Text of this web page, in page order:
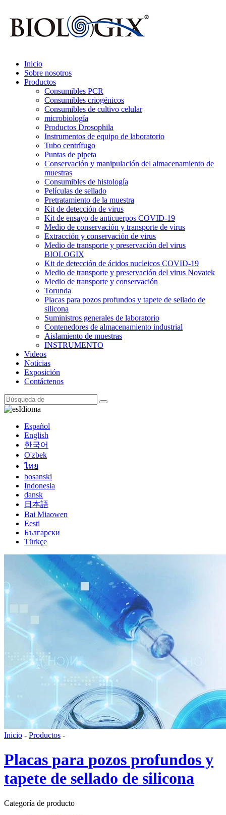
Inicio
Sobre nosotros
Productos
Consumibles PCR
Consumibles criogénicos
Consumibles de cultivo celular
microbiología
Productos Drosophila
Instrumentos de equipo de laboratorio
Tubo centrífugo
Puntas de pipeta
Conservación y manipulación del almacenamiento de
muestras
Consumibles de histología
Películas de sellado
Pretratamiento de la muestra
Kit de detección de virus
Kit de ensayo de anticuerpos COVID-19
Medio de conservación y transporte de virus
Extracción y conservación de virus
Medio de transporte y preservación del virus
BIOLOGIX
Kit de detección de ácidos nucleicos COVID-19
Medio de transporte y preservación del virus Novatek
Medio de transporte y conservación
Torunda
Placas para pozos profundos y tapete de sellado de
silicona
Suministros generales de laboratorio
Contenedores de almacenamiento industrial
Aislamiento de muestras
INSTRUMENTO
Videos
Noticias
Exposición
Contáctenos
Idioma
Español
English
한국어
O'zbek
ไทย
bosanski
Indonesia
dansk
日本語
Bai Miaowen
Eesti
Български
Türkçe
Inicio - Productos -
Placas para pozos profundos y
tapete de sellado de silicona
Categoría de producto